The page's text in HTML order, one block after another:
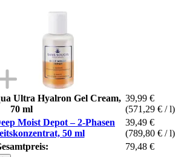
Ultra Hyalron Gel Cream,
70 ml
39,99 €
(571,29 € / l)
Moist Depot – 2-Phasen
50 ml
39,49 €
(789,80 € / l)
79,48 €